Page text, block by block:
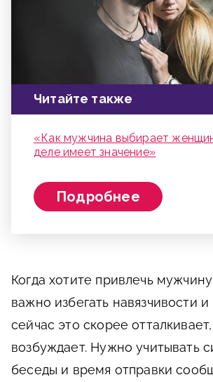
Читайте также
«Как мужчина выбирает
деле имеет значение»
Подробнее
Когда хотите привлечь
важно избегать навязчивости
сейчас это скорее
возбуждает. Нужно учитывать
беседы и время отправки